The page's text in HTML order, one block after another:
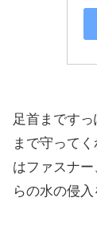
足首まです
まで守って
はファスナ
らの水の侵入